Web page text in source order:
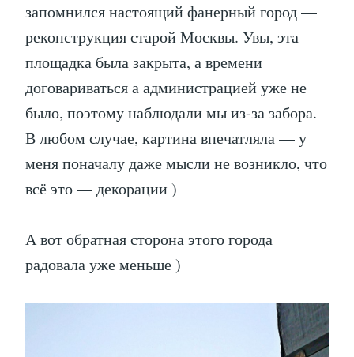
запомнился настоящий фанерный город —
реконструкция старой Москвы. Увы, эта
площадка была закрыта, а времени
договариваться а администрацией уже не
было, поэтому наблюдали мы из-за забора.
В любом случае, картина впечатляла — у
меня поначалу даже мысли не возникло, что
всё это — декорации )
А вот обратная сторона этого города
радовала уже меньше )